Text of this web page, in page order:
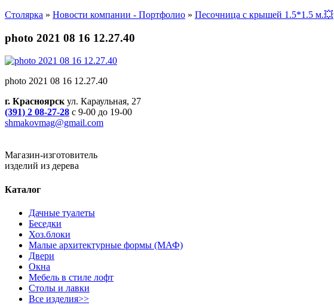
Столярка » Новости компании - Портфолио » Песочница с крышей 1.5*1.5 м.💥
photo 2021 08 16 12.27.40
photo 2021 08 16 12.27.40
г. Красноярскул. Караульная, 27
(391) 2 08-27-28 с 9-00 до 19-00
shmakovmag@gmail.com
Магазин-изготовитель
изделий из дерева
Каталог
Дачные туалеты
Беседки
Хоз.блоки
Малые архитектурные формы (МАФ)
Двери
Окна
Мебель в стиле лофт
Столы и лавки
Все изделия>>